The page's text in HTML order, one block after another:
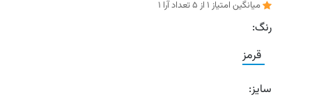
میانگین امتیاز 1 از 5تعداد آرا 1
رنگ:
قرمز
سایز: